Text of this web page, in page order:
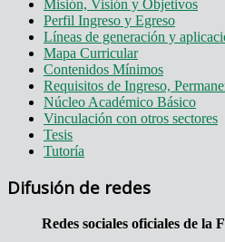
Misión, Visión y Objetivos
Perfil Ingreso y Egreso
Líneas de generación y
Mapa Curricular
Contenidos Mínimos
Requisitos de Ingreso,
Núcleo Académico Básico
Vinculación con otros sectores
Tesis
Tutoría
Difusión de redes
Redes sociales oficiales de la